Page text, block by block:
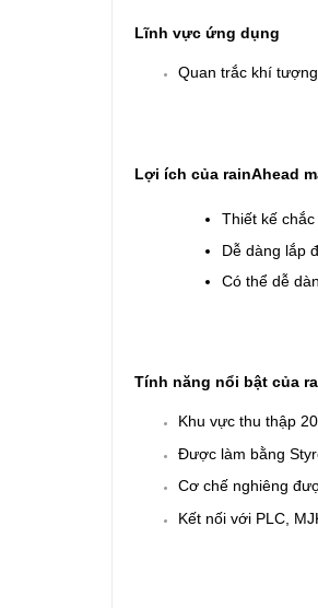
Lĩnh vực ứng dụng
Quan trắc khí tượng
Lợi ích của rainAhead
Thiết kế chắc
Dễ dàng lắp
Có thể dễ
Tính năng nổi bật của
Khu vực thu thập
Được làm bằng
Cơ chế nghiêng
Kết nối với PLC,